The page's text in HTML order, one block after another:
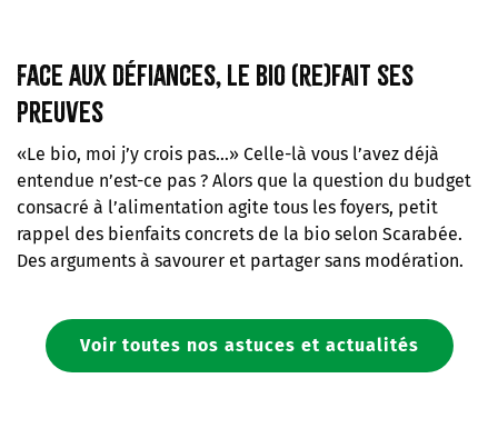
Face aux défiances, le bio (re)fait ses
preuves
«Le bio, moi j’y crois pas…» Celle-là vous l’avez déjà
entendue n’est-ce pas ? Alors que la question du budget
consacré à l’alimentation agite tous les foyers, petit
rappel des bienfaits concrets de la bio selon Scarabée.
Des arguments à savourer et partager sans modération.
Voir toutes nos astuces et actualités